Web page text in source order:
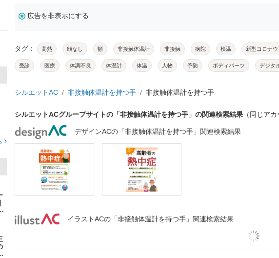
広告を非表示にする
タグ： 高熱 顔なし 額 非接触体温計 非接触 病院 検温 新型コロナウ
受診 医療 体調不良 体温計 体温 人物 予防 ボディパーツ デジタ
シルエットAC 非接触体温計を持つ手 非接触体温計を持つ手
シルエットACグループサイトの「非接触体温計を持つ手」の関連検索結果 （同じア
デザインACの「非接触体温計を持つ手」関連検索結果
イラストACの「非接触体温計を持つ手」関連検索結果